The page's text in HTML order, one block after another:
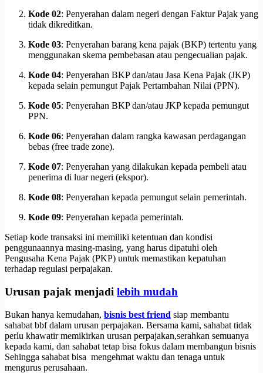
Kode 02: Penyerahan dalam negeri dengan Faktur Pajak yang
tidak dikreditkan.
Kode 03: Penyerahan barang kena pajak (BKP) tertentu yang
menggunakan skema pembebasan atau pengecualian pajak.
Kode 04: Penyerahan BKP dan/atau Jasa Kena Pajak (JKP)
kepada selain pemungut Pajak Pertambahan Nilai (PPN).
Kode 05: Penyerahan BKP dan/atau JKP kepada pemungut
PPN.
Kode 06: Penyerahan dalam rangka kawasan perdagangan
bebas (free trade zone).
Kode 07: Penyerahan yang dilakukan kepada pembeli atau
penerima di luar negeri (ekspor).
Kode 08: Penyerahan kepada pemungut selain pemerintah.
Kode 09: Penyerahan kepada pemerintah.
Setiap kode transaksi ini memiliki ketentuan dan kondisi
penggunaannya masing-masing, yang harus dipatuhi oleh
Pengusaha Kena Pajak (PKP) untuk memastikan kepatuhan
terhadap regulasi perpajakan.
Urusan pajak menjadi lebih mudah
Bukan hanya kemudahan, bisnis best friend siap membantu
sahabat bbf dalam urusan perpajakan. Bersama kami, sahabat tidak
perlu khawatir memikirkan urusan perpajakan,serahkan semuanya
kepada kami, dan sahabat tetap bisa fokus dalam membangun bisnis
Sehingga sahabat bisa mengehmat waktu dan tenaga untuk
mengurus perusahaan.